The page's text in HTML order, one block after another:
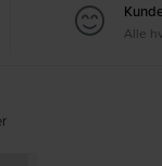
Alle